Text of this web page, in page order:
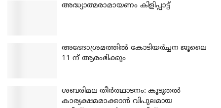
അദ്ധ്യാത്മരാമായണം കിളിപ്പാട്ട്
അഭേദാശ്രമത്തില്‍ കോടിയര്‍ച്ചന ജൂലൈ
11 ന് ആരംഭിക്കും
ശബരിമല തീര്‍ത്ഥാടനം: കൂടുതല്‍
കാര്യക്ഷമമാക്കാന്‍ വിപുലമായ